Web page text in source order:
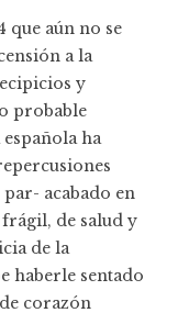
que aún no se
a la
y
probable
ha
acabado en
de salud y
de la
haberle sentado
corazón